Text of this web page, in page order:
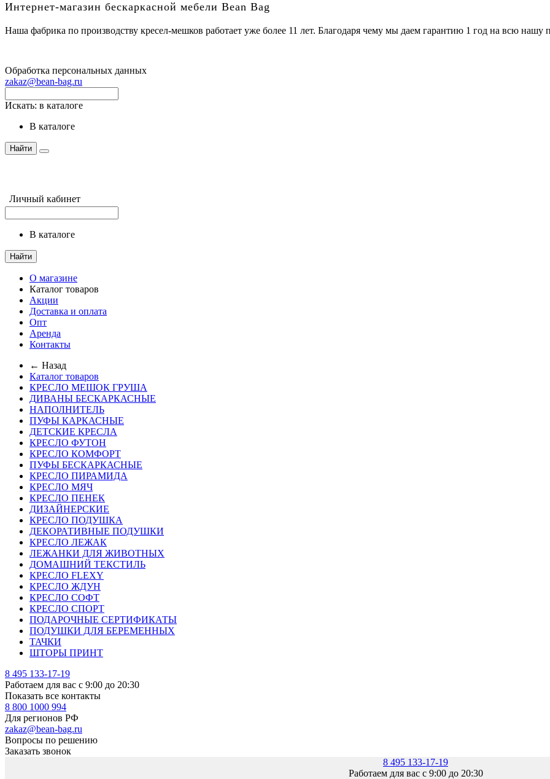
Интернет-магазин бескаркасной мебели Bean Bag
Наша фабрика по производству кресел-мешков работает уже более 11 лет. Благодаря чему мы даем гарантию 1 год на всю нашу
Обработка персональных данных
zakaz@bean-bag.ru
Искать: в каталоге
в каталоге
Найти
Личный кабинет
в каталоге
Найти
О магазине
Каталог товаров
Акции
Доставка и оплата
Опт
Аренда
Контакты
← Назад
Каталог товаров
КРЕСЛО МЕШОК ГРУША
ДИВАНЫ БЕСКАРКАСНЫЕ
НАПОЛНИТЕЛЬ
ПУФЫ КАРКАСНЫЕ
ДЕТСКИЕ КРЕСЛА
КРЕСЛО ФУТОН
КРЕСЛО КОМФОРТ
ПУФЫ БЕСКАРКАСНЫЕ
КРЕСЛО ПИРАМИДА
КРЕСЛО МЯЧ
КРЕСЛО ПЕНЕК
ДИЗАЙНЕРСКИЕ
КРЕСЛО ПОДУШКА
ДЕКОРАТИВНЫЕ ПОДУШКИ
КРЕСЛО ЛЕЖАК
ЛЕЖАНКИ ДЛЯ ЖИВОТНЫХ
ДОМАШНИЙ ТЕКСТИЛЬ
КРЕСЛО FLEXY
КРЕСЛО ЖДУН
КРЕСЛО СОФТ
КРЕСЛО СПОРТ
ПОДАРОЧНЫЕ СЕРТИФИКАТЫ
ПОДУШКИ ДЛЯ БЕРЕМЕННЫХ
ТАЧКИ
ШТОРЫ ПРИНТ
8 495 133-17-19
Работаем для вас с 9:00 до 20:30
Показать все контакты
8 800 1000 994
Для регионов РФ
zakaz@bean-bag.ru
Вопросы по решению
Заказать звонок
8 495 133-17-19
Работаем для вас с 9:00 до 20:30